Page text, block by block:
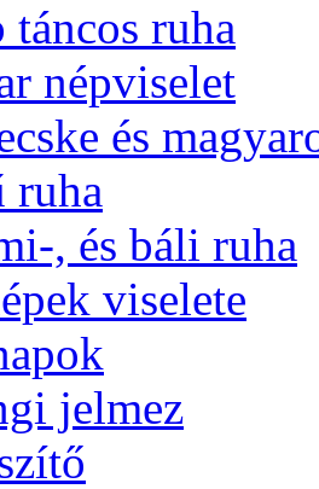
táncos ruha
népviselet
és
ruha
, és báli ruha
viselete
jelmez